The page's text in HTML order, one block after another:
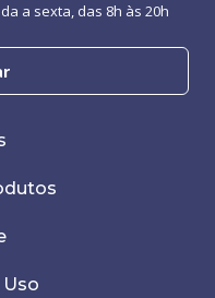
a sexta, das 8h às 20h